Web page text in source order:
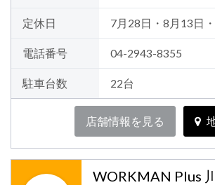
定休日 7月28日・8月13日
電話番号 04-2943-8355
駐車台数 22台
店舗情報を見る
WORKMAN Plus